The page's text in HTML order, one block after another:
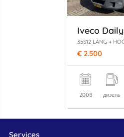
Iveco Daily
€ 2.500
2008 дизель
Services